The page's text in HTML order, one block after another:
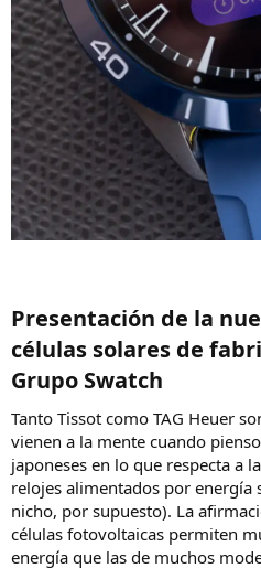
Presentación de la
células solares de
Grupo Swatch​
Tanto Tissot como TAG Heuer
vienen a la mente cuando
japoneses en lo que respecta a
relojes alimentados por energía
nicho, por supuesto). La
células fotovoltaicas permiten
energía que las de muchos